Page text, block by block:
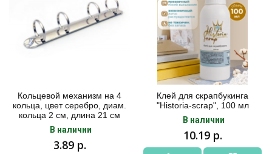
Кольцевой механизм на 4
кольца, цвет серебро, диам.
кольца 2 см, длина 21 см
В наличии
3.89 р.
Клей для скрапбукинга
"Historia-scrap", 100 мл
В наличии
10.19 р.